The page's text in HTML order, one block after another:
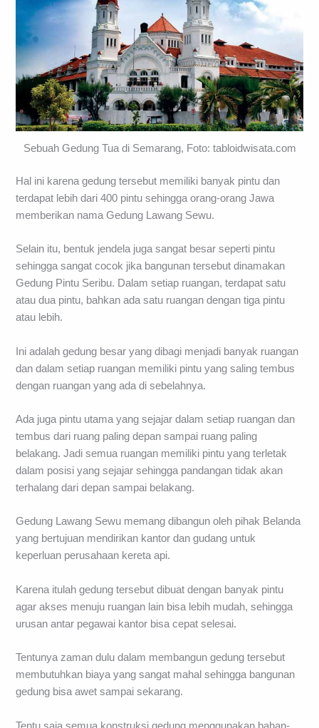
Sebuah Gedung Tua di Semarang, Foto: tabloidwisata.com
Hal ini karena gedung tersebut memiliki banyak pintu dan
terdapat lebih dari 400 pintu sehingga orang-orang Jawa
memberikan nama Gedung Lawang Sewu.
Selain itu, bentuk jendela juga sangat besar seperti pintu
sehingga sangat cocok jika bangunan tersebut dinamakan
Gedung Pintu Seribu. Dalam setiap ruangan, terdapat satu
atau dua pintu, bahkan ada satu ruangan dengan tiga pintu
atau lebih.
Ini adalah gedung besar yang dibagi menjadi banyak ruangan
dan dalam setiap ruangan memiliki pintu yang saling tembus
dengan ruangan yang ada di sebelahnya.
Ada juga pintu utama yang sejajar dalam setiap ruangan dan
tembus dari ruang paling depan sampai ruang paling
belakang. Jadi semua ruangan memiliki pintu yang terletak
dalam posisi yang sejajar sehingga pandangan tidak akan
terhalang dari depan sampai belakang.
Gedung Lawang Sewu memang dibangun oleh pihak Belanda
yang bertujuan mendirikan kantor dan gudang untuk
keperluan perusahaan kereta api.
Karena itulah gedung tersebut dibuat dengan banyak pintu
agar akses menuju ruangan lain bisa lebih mudah, sehingga
urusan antar pegawai kantor bisa cepat selesai.
Tentunya zaman dulu dalam membangun gedung tersebut
membutuhkan biaya yang sangat mahal sehingga bangunan
gedung bisa awet sampai sekarang.
Tentu saja semua konstruksi gedung menggunakan bahan-